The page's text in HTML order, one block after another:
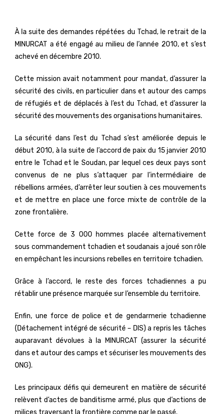
À la suite des demandes répétées du Tchad, le retrait de la
MINURCAT a été engagé au milieu de l’année 2010, et s’est
achevé en décembre 2010.
Cette mission avait notamment pour mandat, d’assurer la
sécurité des civils, en particulier dans et autour des camps
de réfugiés et de déplacés à l’est du Tchad, et d’assurer la
sécurité des mouvements des organisations humanitaires.
La sécurité dans l’est du Tchad s’est améliorée depuis le
début 2010, à la suite de l’accord de paix du 15 janvier 2010
entre le Tchad et le Soudan, par lequel ces deux pays sont
convenus de ne plus s’attaquer par l’intermédiaire de
rébellions armées, d’arrêter leur soutien à ces mouvements
et de mettre en place une force mixte de contrôle de la
zone frontalière.
Cette force de 3 000 hommes placée alternativement
sous commandement tchadien et soudanais a joué son rôle
en empêchant les incursions rebelles en territoire tchadien.
Grâce à l’accord, le reste des forces tchadiennes a pu
rétablir une présence marquée sur l’ensemble du territoire.
Enfin, une force de police et de gendarmerie tchadienne
(Détachement intégré de sécurité – DIS) a repris les tâches
auparavant dévolues à la MINURCAT (assurer la sécurité
dans et autour des camps et sécuriser les mouvements des
ONG).
Les principaux défis qui demeurent en matière de sécurité
relèvent d’actes de banditisme armé, plus que d’actions de
milices traversant la frontière comme par le passé.